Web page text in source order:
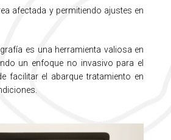
afectada y permitiendo ajustes en
es una herramienta valiosa en
un enfoque no invasivo para el
facilitar el abarque tratamiento en